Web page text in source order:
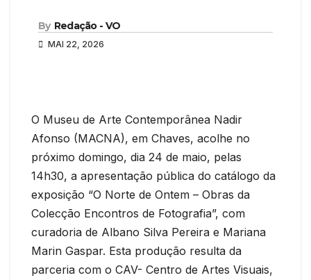
By Redação - VO
MAI 22, 2026
O Museu de Arte Contemporânea Nadir
Afonso (MACNA), em Chaves, acolhe no
próximo domingo, dia 24 de maio, pelas
14h30, a apresentação pública do catálogo da
exposição “O Norte de Ontem – Obras da
Colecção Encontros de Fotografia”, com
curadoria de Albano Silva Pereira e Mariana
Marin Gaspar. Esta produção resulta da
parceria com o CAV- Centro de Artes Visuais,